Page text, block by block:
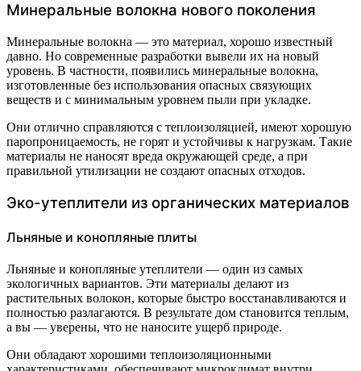
Минеральные волокна нового поколения
Минеральные волокна — это материал, хорошо известный
давно. Но современные разработки вывели их на новый
уровень. В частности, появились минеральные волокна,
изготовленные без использования опасных связующих
веществ и с минимальным уровнем пыли при укладке.
Они отлично справляются с теплоизоляцией, имеют хорошую
паропроницаемость, не горят и устойчивы к нагрузкам. Такие
материалы не наносят вреда окружающей среде, а при
правильной утилизации не создают опасных отходов.
Эко-утеплители из органических материалов
Льняные и конопляные плиты
Льняные и конопляные утеплители — один из самых
экологичных вариантов. Эти материалы делают из
растительных волокон, которые быстро восстанавливаются и
полностью разлагаются. В результате дом становится теплым,
а вы — уверены, что не наносите ущерб природе.
Они обладают хорошими теплоизоляционными